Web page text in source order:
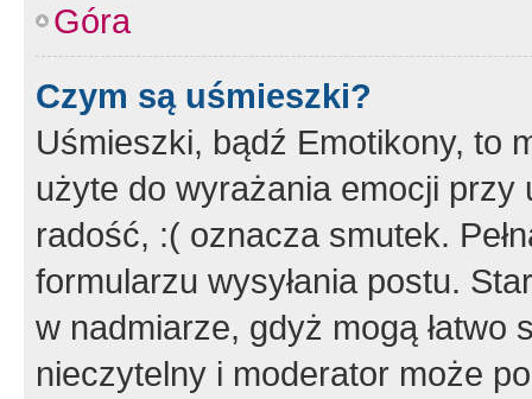
Góra
Czym są uśmieszki?
Uśmieszki, bądź Emotikony, to
użyte do wyrażania emocji
radość, :( oznacza smutek.
formularzu wysyłania postu.
w nadmiarze, gdyż mogą
nieczytelny i moderator może